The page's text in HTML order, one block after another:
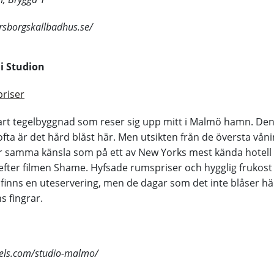
Studion
tegelbyggnad som reser sig upp mitt i Malmö hamn.
är det hård blåst här. Men utsikten från de översta
samma känsla som på ett av New Yorks mest kända
filmen Shame. Hyfsade rumspriser och hygglig
en uteservering, men de dagar som det inte blåser
fingrar.
studio-malmo/